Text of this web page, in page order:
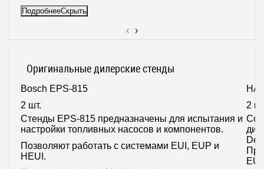
ПодробнееСкрыть
‹ ›
Оригинальные дилерские стенды
Bosch EPS-815
2 шт.
Стенды EPS-815 предназначены для испытания и
настройки топливных насосов и компонентов.
Позволяют работать с системами EUI, EUP и
HEUI.
2